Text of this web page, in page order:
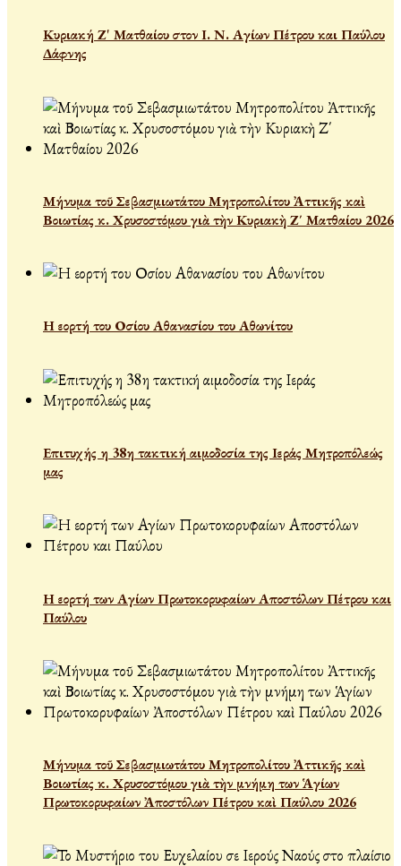
Κυριακή Ζ' Ματθαίου στον Ι. Ν. Αγίων Πέτρου και Παύλου
Δάφνης
Μήνυμα τοῦ Σεβασμιωτάτου Μητροπολίτου Ἀττικῆς καὶ
Βοιωτίας κ. Χρυσοστόμου γιὰ τὴν Κυριακὴ Ζ΄ Ματθαίου 2026
Η εορτή του Οσίου Αθανασίου του Αθωνίτου
Επιτυχής η 38η τακτική αιμοδοσία της Ιεράς Μητροπόλεώς
μας
Η εορτή των Αγίων Πρωτοκορυφαίων Αποστόλων Πέτρου και
Παύλου
Μήνυμα τοῦ Σεβασμιωτάτου Μητροπολίτου Ἀττικῆς καὶ
Βοιωτίας κ. Χρυσοστόμου γιὰ τὴν μνήμη των Ἁγίων
Πρωτοκορυφαίων Ἀποστόλων Πέτρου καὶ Παύλου 2026